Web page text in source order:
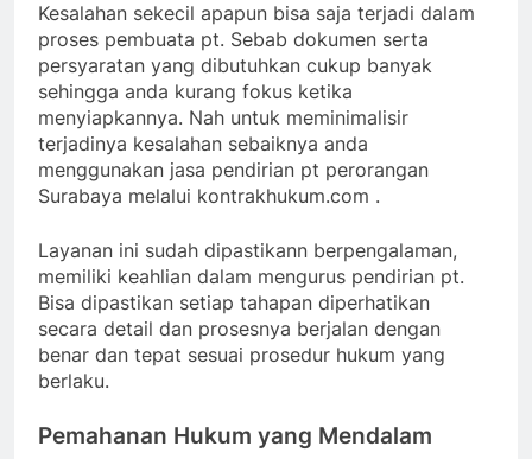
Kesalahan sekecil apapun bisa saja terjadi dalam
proses pembuata pt. Sebab dokumen serta
persyaratan yang dibutuhkan cukup banyak
sehingga anda kurang fokus ketika
menyiapkannya. Nah untuk meminimalisir
terjadinya kesalahan sebaiknya anda
menggunakan jasa pendirian pt perorangan
Surabaya melalui kontrakhukum.com .
Layanan ini sudah dipastikann berpengalaman,
memiliki keahlian dalam mengurus pendirian pt.
Bisa dipastikan setiap tahapan diperhatikan
secara detail dan prosesnya berjalan dengan
benar dan tepat sesuai prosedur hukum yang
berlaku.
Pemahanan Hukum yang Mendalam